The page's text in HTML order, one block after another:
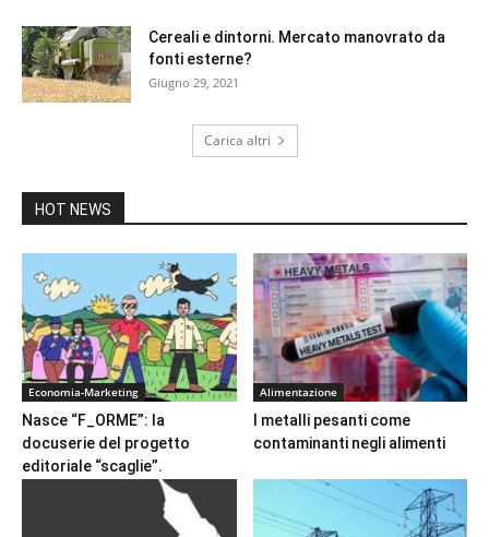
Cereali e dintorni. Mercato manovrato da
fonti esterne?
Giugno 29, 2021
Carica altri
HOT NEWS
Economia-Marketing
Nasce “F_ORME”: la
docuserie del progetto
editoriale “scaglie”.
Alimentazione
I metalli pesanti come
contaminanti negli alimenti